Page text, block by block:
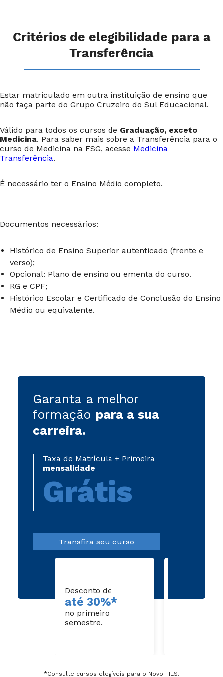
Critérios de elegibilidade para a
Transferência
Estar matriculado em outra instituição de ensino que
não faça parte do Grupo Cruzeiro do Sul Educacional.
Válido para todos os cursos de Graduação, exceto
Medicina. Para saber mais sobre a Transferência para o
curso de Medicina na FSG, acesse Medicina
Transferência.
É necessário ter o Ensino Médio completo.
Documentos necessários:
Histórico de Ensino Superior autenticado (frente e
verso);
Opcional: Plano de ensino ou ementa do curso.
RG e CPF;
Histórico Escolar e Certificado de Conclusão do Ensino
Médio ou equivalente.
Garanta a melhor
formação para a sua
carreira.
Taxa de Matrícula + Primeira
mensalidade
Grátis
Transfira seu curso
Desconto de
até 30%*
no primeiro
semestre.
*Consulte cursos elegíveis para o Novo FIES.